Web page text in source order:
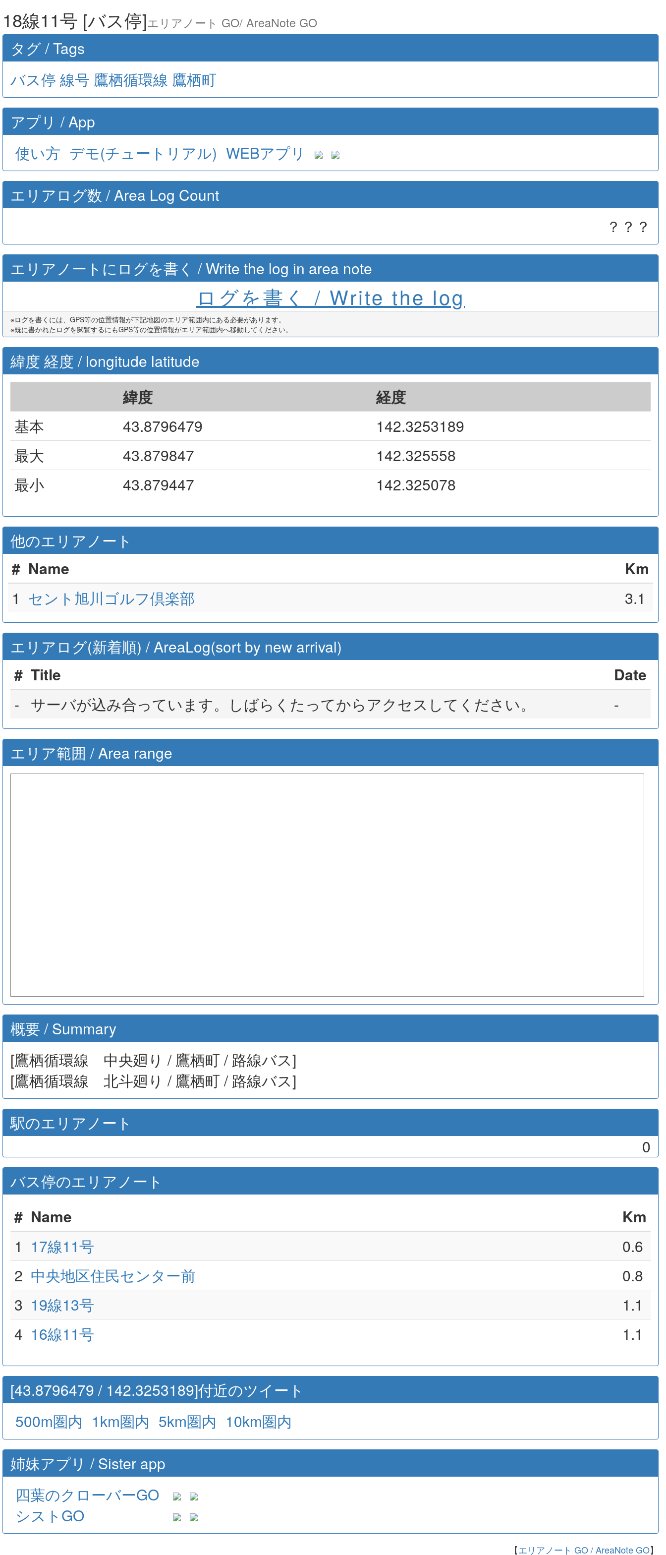
18線11号 [バス停]エリアノート GO/ AreaNote GO
タグ / Tags
バス停 線号 鷹栖循環線 鷹栖町
アプリ / App
使い方 デモ(チュートリアル) WEBアプリ
エリアログ数 / Area Log Count
？？？
エリアノートにログを書く / Write the log in area note
ログを書く / Write the log
※ログを書くには、GPS等の位置情報が下記地図のエリア範囲内にある必要があります。
※既に書かれたログを閲覧するにもGPS等の位置情報がエリア範囲内へ移動してください。
緯度 経度 / longitude latitude
緯度
経度
基本
43.8796479
142.3253189
最大
43.879847
142.325558
最小
43.879447 142.325078
他のエリアノート
# Name
Km
1 セント旭川ゴルフ倶楽部 3.1
エリアログ(新着順) / AreaLog(sort by new arrival)
# Title
Date
- サーバが込み合っています。しばらくたってからアクセスしてください。 -
エリア範囲 / Area range
概要 / Summary
[鷹栖循環線 中央廻り / 鷹栖町 / 路線バス]
[鷹栖循環線 北斗廻り / 鷹栖町 / 路線バス]
駅のエリアノート
0
バス停のエリアノート
# Name
Km
1 17線11号
0.6
2 中央地区住民センター前
0.8
3 19線13号
1.1
4 16線11号 1.1
[43.8796479 / 142.3253189]付近のツイート
500m圏内 1km圏内 5km圏内 10km圏内
姉妹アプリ / Sister app
四葉のクローバーGO
シストGO
【エリアノート GO / AreaNote GO】